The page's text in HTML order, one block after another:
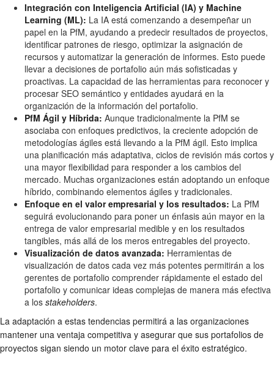
Integración con Inteligencia Artificial (IA) y Machine
Learning (ML): La IA está comenzando a desempeñar un
papel en la PfM, ayudando a predecir resultados de proyectos,
identificar patrones de riesgo, optimizar la asignación de
recursos y automatizar la generación de informes. Esto puede
llevar a decisiones de portafolio aún más sofisticadas y
proactivas. La capacidad de las herramientas para reconocer y
procesar SEO semántico y entidades ayudará en la
organización de la información del portafolio.
PfM Ágil y Híbrida: Aunque tradicionalmente la PfM se
asociaba con enfoques predictivos, la creciente adopción de
metodologías ágiles está llevando a la PfM ágil. Esto implica
una planificación más adaptativa, ciclos de revisión más cortos y
una mayor flexibilidad para responder a los cambios del
mercado. Muchas organizaciones están adoptando un enfoque
híbrido, combinando elementos ágiles y tradicionales.
Enfoque en el valor empresarial y los resultados: La PfM
seguirá evolucionando para poner un énfasis aún mayor en la
entrega de valor empresarial medible y en los resultados
tangibles, más allá de los meros entregables del proyecto.
Visualización de datos avanzada: Herramientas de
visualización de datos cada vez más potentes permitirán a los
gerentes de portafolio comprender rápidamente el estado del
portafolio y comunicar ideas complejas de manera más efectiva
a los stakeholders.
La adaptación a estas tendencias permitirá a las organizaciones
mantener una ventaja competitiva y asegurar que sus portafolios de
proyectos sigan siendo un motor clave para el éxito estratégico.